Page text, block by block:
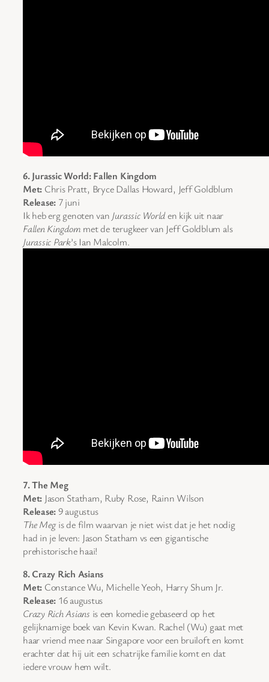
6. Jurassic World: Fallen Kingdom
Met: Chris Pratt, Bryce Dallas Howard, Jeff Goldblum
Release: 7 juni
Ik heb erg genoten van Jurassic Worlden kijk uit naar
Fallen Kingdom met de terugkeer van Jeff Goldblum als
Jurassic Park’s Ian Malcolm.
7. The Meg
Met: Jason Statham, Ruby Rose, Rainn Wilson
Release:9 augustus
The Megis de film waarvan je niet wist dat je het nodig
had in je leven: Jason Statham vs een gigantische
prehistorische haai!
8. Crazy Rich Asians
Met: Constance Wu, Michelle Yeoh, Harry Shum Jr.
Release: 16 augustus
Crazy Rich Asians is een komedie gebaseerd op het
gelijknamige boek van Kevin Kwan. Rachel (Wu) gaat met
haar vriend mee naar Singapore voor een bruiloft en komt
erachter dat hij uit een schatrijke familie komt en dat
iedere vrouw hem wilt.